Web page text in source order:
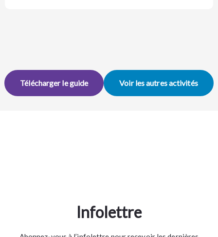
Télécharger le guide Voir les autres activités
Infolettre